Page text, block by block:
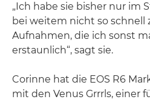
„Ich habe sie bisher nur im
bei weitem nicht so schnell
Aufnahmen, die ich sonst
erstaunlich“, sagt sie.
Corinne hat die EOS R6
mit den Venus Grrrls, einer